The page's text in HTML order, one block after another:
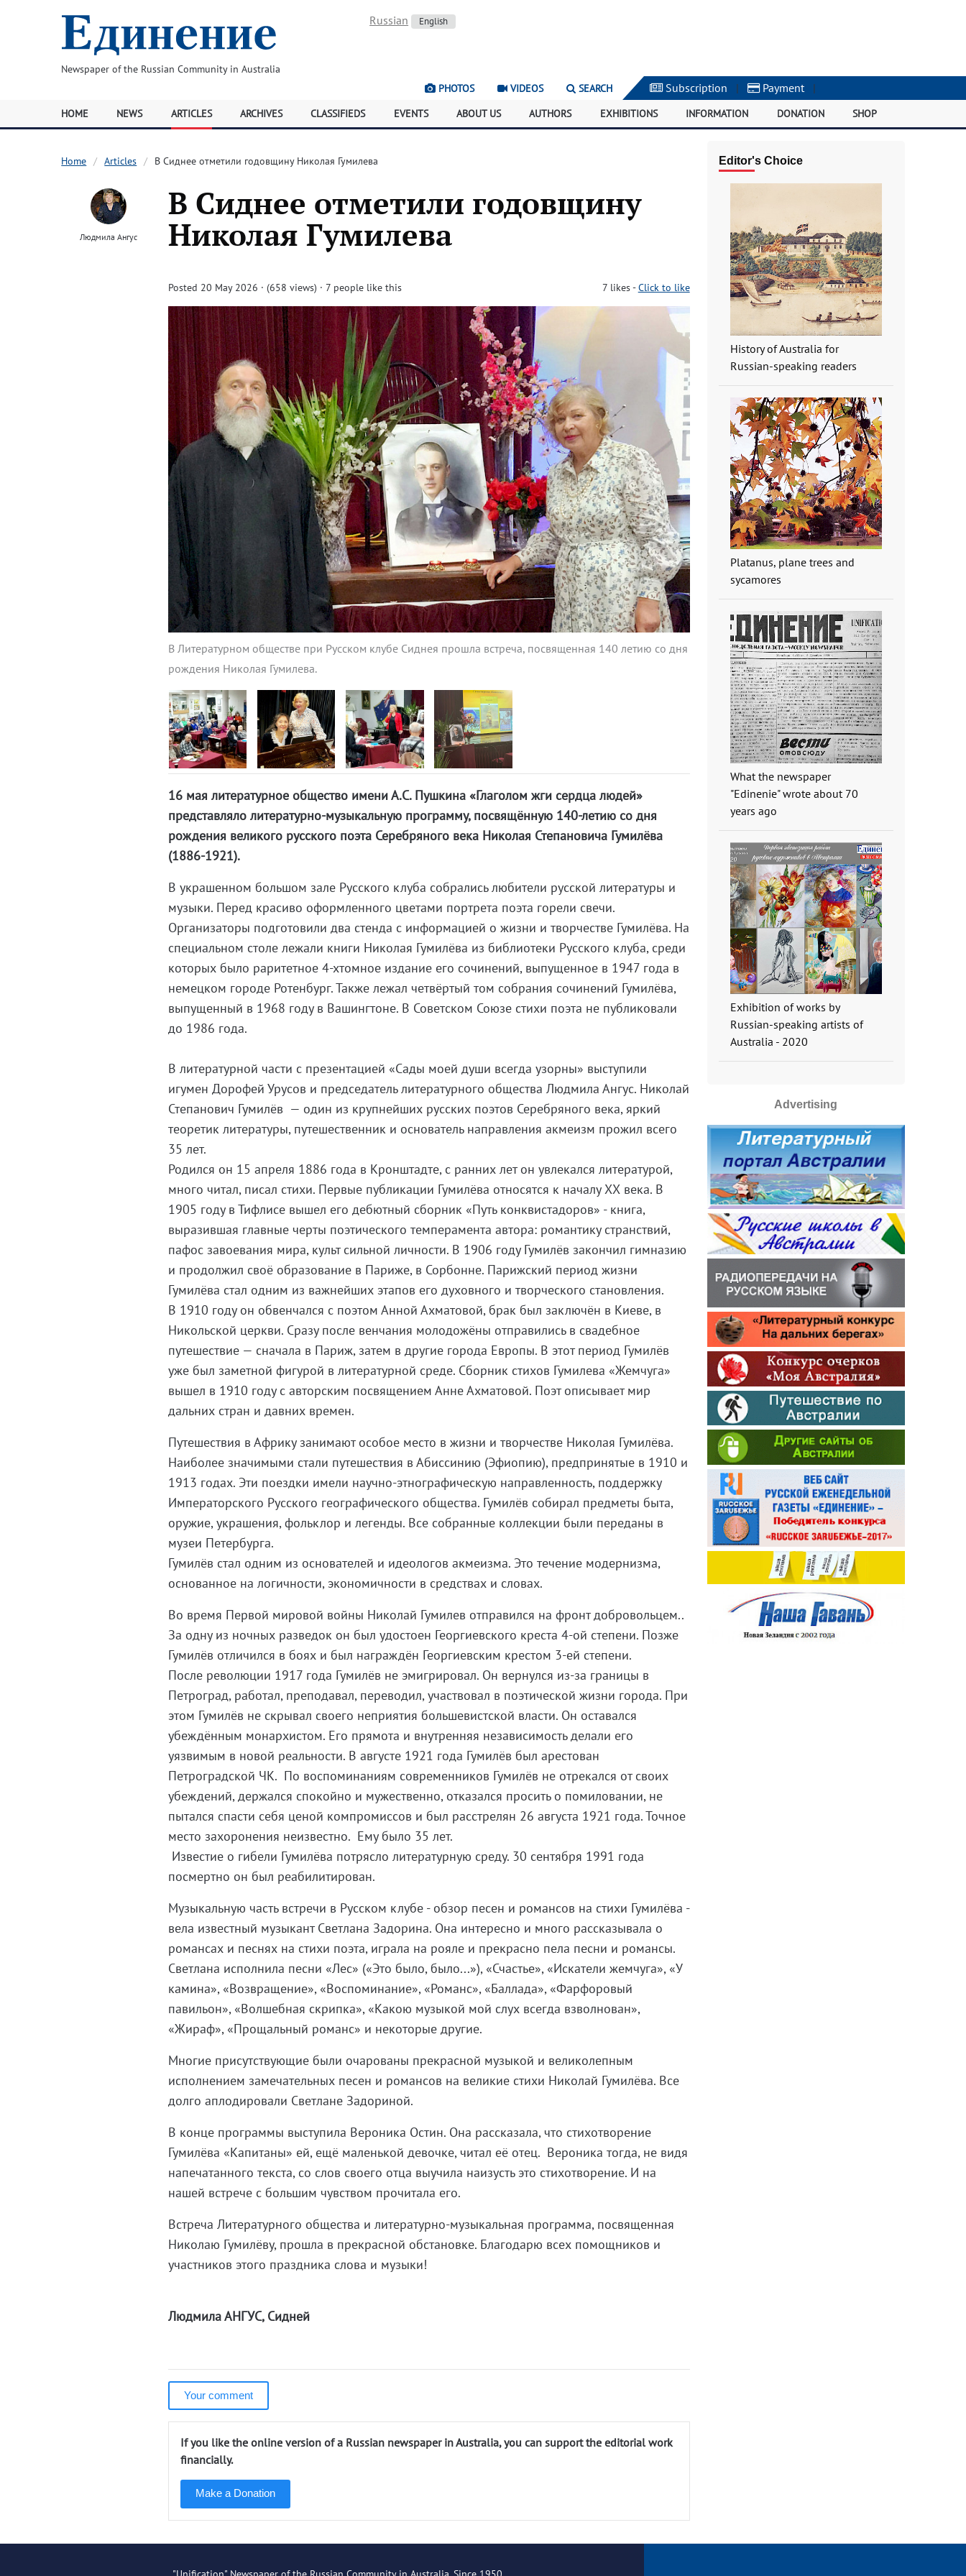
Newspaper of the Russian Community in Australia
Russian English
PHOTOS VIDEOS SEARCH Subscription | Payment |
HOME NEWS ARTICLES ARCHIVES CLASSIFIEDS EVENTS ABOUT US AUTHORS EXHIBITIONS INFORMATION DONATION SHOP
Home Articles В Сиднее отметили годовщину Николая Гумилева
Людмила Ангус
В Сиднее отметили годовщину
Николая Гумилева
Posted 20 May 2026 · (658 views) · 7 people like this 7likes-Click to like
В Литературном обществе при Русском клубе Сиднея прошла встреча, посвященная 140 летию со дня
рождения Николая Гумилева.
16 мая литературное общество имени А.С. Пушкина «Глаголом жги сердца людей»
представляло литературно-музыкальную программу, посвящённую 140-летию со дня
рождения великого русского поэта Серебряного века Николая Степановича Гумилёва
(1886-1921).
В украшенном большом зале Русского клуба собрались любители русской литературы и
музыки. Перед красиво оформленного цветами портрета поэта горели свечи.
Организаторы подготовили два стенда с информацией о жизни и творчестве Гумилёва. На
специальном столе лежали книги Николая Гумилёва из библиотеки Русского клуба, среди
которых было раритетное 4-хтомное издание его сочинений, выпущенное в 1947 года в
немецком городе Ротенбург. Также лежал четвёртый том собрания сочинений Гумилёва,
выпущенный в 1968 году в Вашингтоне. В Советском Союзе стихи поэта не публиковали
до 1986 года.
В литературной части с презентацией «Сады моей души всегда узорны» выступили
игумен Дорофей Урусов и председатель литературного общества Людмила Ангус. Николай
Степанович Гумилёв — один из крупнейших русских поэтов Серебряного века, яркий
теоретик литературы, путешественник и основатель направления акмеизм прожил всего
35 лет.
Родился он 15 апреля 1886 года в Кронштадте, с ранних лет он увлекался литературой,
много читал, писал стихи. Первые публикации Гумилёва относятся к началу ХХ века. В
1905 году в Тифлисе вышел его дебютный сборник «Путь конквистадоров» - книга,
выразившая главные черты поэтического темперамента автора: романтику странствий,
пафос завоевания мира, культ сильной личности. В 1906 году Гумилёв закончил гимназию
и продолжил своё образование в Париже, в Сорбонне. Парижский период жизни
Гумилёва стал одним из важнейших этапов его духовного и творческого становления.
В 1910 году он обвенчался с поэтом Анной Ахматовой, брак был заключён в Киеве, в
Никольской церкви. Сразу после венчания молодожёны отправились в свадебное
путешествие — сначала в Париж, затем в другие города Европы. В этот период Гумилёв
уже был заметной фигурой в литературной среде. Сборник стихов Гумилева «Жемчуга»
вышел в 1910 году с авторским посвящением Анне Ахматовой. Поэт описывает мир
дальних стран и давних времен.
Путешествия в Африку занимают особое место в жизни и творчестве Николая Гумилёва.
Наиболее значимыми стали путешествия в Абиссинию (Эфиопию), предпринятые в 1910 и
1913 годах. Эти поездки имели научно-этнографическую направленность, поддержку
Императорского Русского географического общества. Гумилёв собирал предметы быта,
оружие, украшения, фольклор и легенды. Все собранные коллекции были переданы в
музеи Петербурга.
Гумилёв стал одним из основателей и идеологов акмеизма. Это течение модернизма,
основанное на логичности, экономичности в средствах и словах.
Во время Первой мировой войны Николай Гумилев отправился на фронт добровольцем..
За одну из ночных разведок он был удостоен Георгиевского креста 4-ой степени. Позже
Гумилёв отличился в боях и был награждён Георгиевским крестом 3-ей степени.
После революции 1917 года Гумилёв не эмигрировал. Он вернулся из-за границы в
Петроград, работал, преподавал, переводил, участвовал в поэтической жизни города. При
этом Гумилёв не скрывал своего неприятия большевистской власти. Он оставался
убеждённым монархистом. Его прямота и внутренняя независимость делали его
уязвимым в новой реальности. В августе 1921 года Гумилёв был арестован
Петроградской ЧК. По воспоминаниям современников Гумилёв не отрекался от своих
убеждений, держался спокойно и мужественно, отказался просить о помиловании, не
пытался спасти себя ценой компромиссов и был расстрелян 26 августа 1921 года. Точное
место захоронения неизвестно. Ему было 35 лет.
Известие о гибели Гумилёва потрясло литературную среду. 30 сентября 1991 года
посмертно он был реабилитирован.
Музыкальную часть встречи в Русском клубе - обзор песен и романсов на стихи Гумилёва -
вела известный музыкант Светлана Задорина. Она интересно и много рассказывала о
романсах и песнях на стихи поэта, играла на рояле и прекрасно пела песни и романсы.
Светлана исполнила песни «Лес» («Это было, было...»), «Счастье», «Искатели жемчуга», «У
камина», «Возвращение», «Воспоминание», «Романс», «Баллада», «Фарфоровый
павильон», «Волшебная скрипка», «Какою музыкой мой слух всегда взволнован»,
«Жираф», «Прощальный романс» и некоторые другие.
Многие присутствующие были очарованы прекрасной музыкой и великолепным
исполнением замечательных песен и романсов на великие стихи Николай Гумилёва. Все
долго аплодировали Светлане Задориной.
В конце программы выступила Вероника Остин. Она рассказала, что стихотворение
Гумилёва «Капитаны» ей, ещё маленькой девочке, читал её отец. Вероника тогда, не видя
напечатанного текста, со слов своего отца выучила наизусть это стихотворение. И на
нашей встрече с большим чувством прочитала его.
Встреча Литературного общества и литературно-музыкальная программа, посвященная
Николаю Гумилёву, прошла в прекрасной обстановке. Благодарю всех помощников и
участников этого праздника слова и музыки!
Людмила АНГУС, Сидней
Your comment
If you like the online version of a Russian newspaper in Australia, you can support the editorial work
financially.
Make a Donation
Editor's Choice
History of Australia for
Russian-speaking readers
Platanus, plane trees and
sycamores
What the newspaper
"Edinenie" wrote about 70
years ago
Exhibition of works by
Russian-speaking artists of
Australia - 2020
Advertising